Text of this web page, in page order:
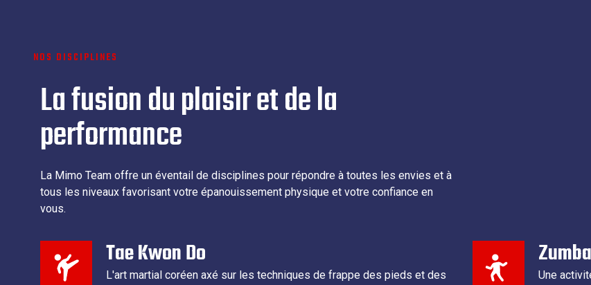
NOS DISCIPLINES
La fusion du plaisir et de la
performance
La Mimo Team offre un éventail de disciplines pour répondre à toutes les envies et à
tous les niveaux favorisant votre épanouissement physique et votre confiance en
vous.
Tae Kwon Do
L'art martial coréen axé sur les techniques de frappe des pieds et des
Zumba
Une